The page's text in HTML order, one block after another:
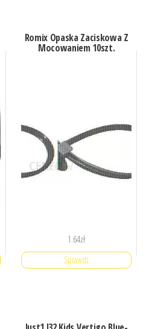
Romix Opaska Zaciskowa Z
Mocowaniem 10szt.
1.64zł
Sprawdź